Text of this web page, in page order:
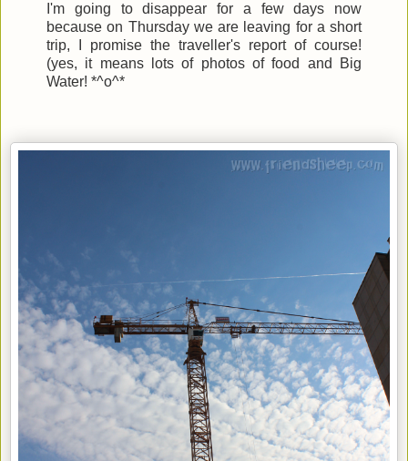
I'm going to disappear for a few days now
because on Thursday we are leaving for a short
trip, I promise the traveller's report of course!
(yes, it means lots of photos of food and Big
Water! *^o^*